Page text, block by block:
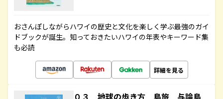
おさんぽしながらハワイの歴史と文化を楽しく学ぶ最強のガイ
ドブックが誕生。知っておきたいハワイの年表やキーワード集
も必読
詳細を見る
０３ 地球の歩き方 島旅 与論島